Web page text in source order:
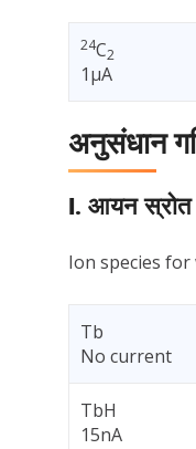
24C2
1µA
अनुसंधान
I. आयन स्रोत
Ion species
Tb
No current
TbH
15nA